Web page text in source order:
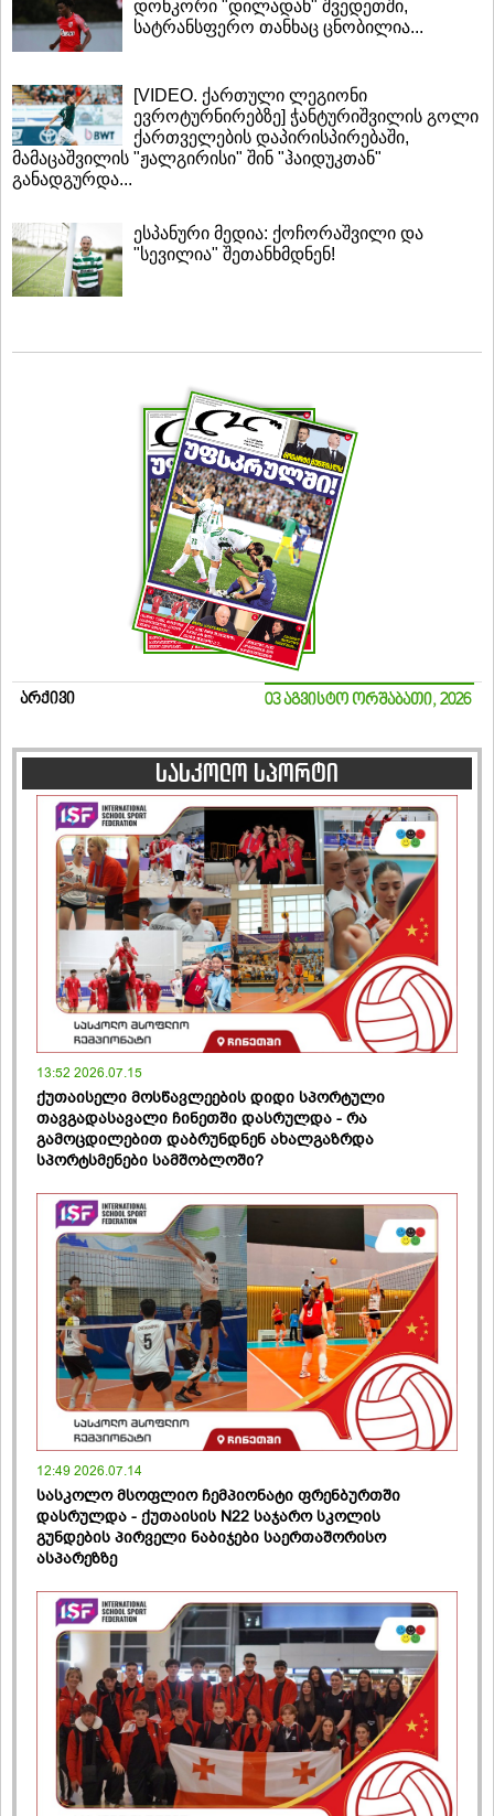
დონკორი "დილადან" შვედეთში,
სატრანსფერო თანხაც ცნობილია...
[VIDEO. ქართული ლეგიონი
ევროტურნირებზე] ჭანტურიშვილის გოლი
ქართველების დაპირისპირებაში,
მამაცაშვილის "ჟალგირისი" შინ "ჰაიდუკთან"
განადგურდა...
ესპანური მედია: ქოჩორაშვილი და
"სევილია" შეთანხმდნენ!
არქივი 03 აგვისტო ორშაბათი, 2026
სასკოლო სპორტი
13:52 2026.07.15
ქუთაისელი მოსწავლეების დიდი სპორტული
თავგადასავალი ჩინეთში დასრულდა - რა
გამოცდილებით დაბრუნდნენ ახალგაზრდა
სპორტსმენები სამშობლოში?
12:49 2026.07.14
სასკოლო მსოფლიო ჩემპიონატი ფრენბურთში
დასრულდა - ქუთაისის N22 საჯარო სკოლის
გუნდების პირველი ნაბიჯები საერთაშორისო
ასპარეზზე